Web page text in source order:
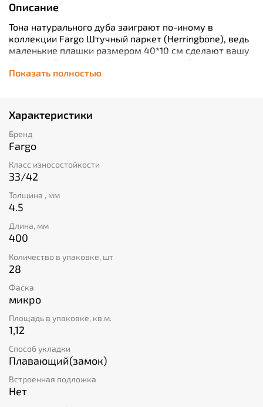
Описание
Тона натурального дуба заиграют по-иному в
коллекции Fargo Штучный паркет (Herringbone), ведь
маленькие плашки размером 40*10 см сделают вашу
«ёлочку» более частой, а значит и чуть более
контрастной. Такое решение прекрасно подойдёт и
атмосфера.
Показать полностью
Характеристики
Бренд
Fargo
Класс износостойкости
33/42
Толщина , мм
4.5
Длина, мм
400
Количество в упаковке, шт
28
Фаска
микро
Площадь в упаковке, кв.м.
1,12
Способ укладки
Плавающий(замок)
Встроенная подложка
Нет